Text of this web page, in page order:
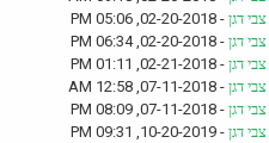
צבי דגן - 02-20-2018, 05:06 PM
צבי דגן - 02-20-2018, 06:34 PM
צבי דגן - 02-21-2018, 01:11 PM
צבי דגן - 07-11-2018, 12:58 AM
צבי דגן - 07-11-2018, 08:09 PM
צבי דגן - 10-20-2019, 09:31 PM